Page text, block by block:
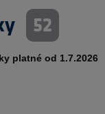
52
platné od 1.7.2026